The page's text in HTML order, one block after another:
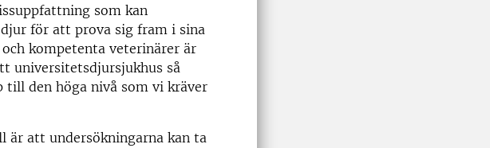
som kan
för att prova sig fram i sina
kompetenta veterinärer är
universitetsdjursjukhus så
till den höga nivå som vi kräver
är att undersökningarna kan ta